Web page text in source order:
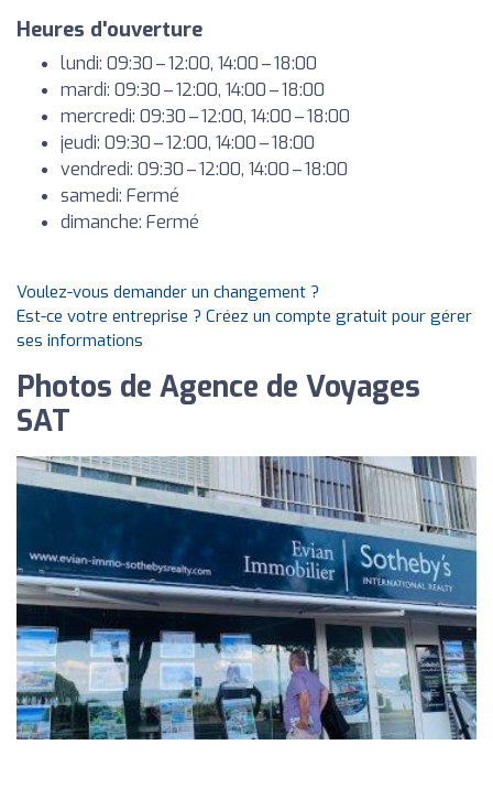
Heures d'ouverture
lundi: 09:30 – 12:00, 14:00 – 18:00
mardi: 09:30 – 12:00, 14:00 – 18:00
mercredi: 09:30 – 12:00, 14:00 – 18:00
jeudi: 09:30 – 12:00, 14:00 – 18:00
vendredi: 09:30 – 12:00, 14:00 – 18:00
samedi: Fermé
dimanche: Fermé
Voulez-vous demander un changement ?
Est-ce votre entreprise ? Créez un compte gratuit pour gérer
ses informations
Photos de Agence de Voyages
SAT